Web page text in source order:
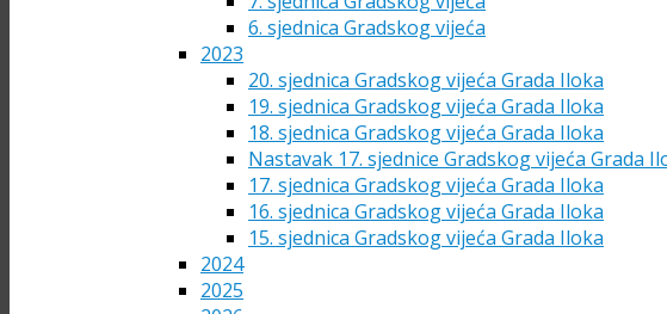
6. sjednica Gradskog vijeća
2023
20. sjednica Gradskog vijeća Grada Iloka
19. sjednica Gradskog vijeća Grada Iloka
18. sjednica Gradskog vijeća Grada Iloka
Nastavak 17. sjednice Gradskog vijeća Grada
17. sjednica Gradskog vijeća Grada Iloka
16. sjednica Gradskog vijeća Grada Iloka
15. sjednica Gradskog vijeća Grada Iloka
2024
2025